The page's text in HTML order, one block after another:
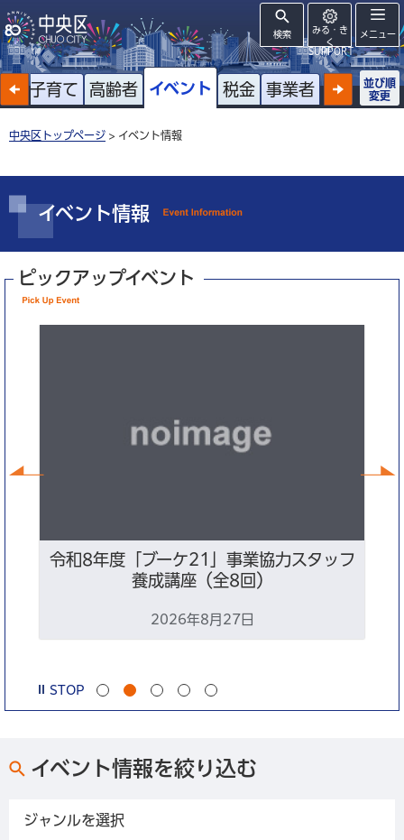
検索
みる・き
く
SUPPORT
メニュー
子育て 高齢者 イベント 税金 事業者
並び順
変更
中央区トップページ > イベント情報
イベント情報
ピックアップイベント
令和8年度「ブーケ21」事業協力スタッフ
養成講座（全8回）
2026年8月27日
STOP
イベント情報を絞り込む
ジャンルを選択